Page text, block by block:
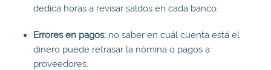
dedica horas a revisar saldos en cada banco.
Errores en pagos: no saber en cuál cuenta está el
dinero puede retrasar la nómina o pagos a
proveedores.